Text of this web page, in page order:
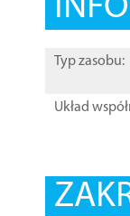
Typ zasobu:
Układ